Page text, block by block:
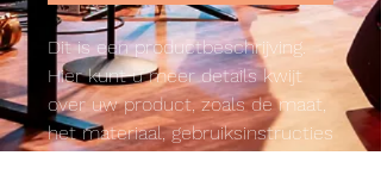
Dit is een productbeschrijving.
Hier kunt u meer details kwijt
over uw product, zoals de maat,
het materiaal, gebruiksinstructies